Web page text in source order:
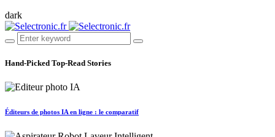
dark
Hand-Picked Top-Read Stories
Éditeurs de photos IA en ligne : le comparatif